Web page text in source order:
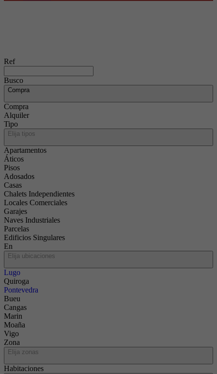
Ref
Busco
Compra
Compra
Alquiler
Tipo
Elija tipos
Apartamentos
Áticos
Pisos
Adosados
Casas
Chalets Independientes
Locales Comerciales
Garajes
Naves Industriales
Parcelas
Edificios Singulares
En
Elija ubicaciones
Lugo
Quiroga
Pontevedra
Bueu
Cangas
Marin
Moaña
Vigo
Zona
Elija zonas
Habitaciones